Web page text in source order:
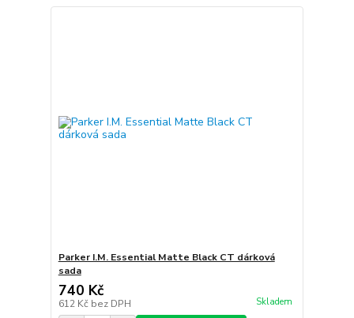
Parker I.M. Essential Matte Black CT dárková
sada
740 Kč
612 Kč bez DPH Skladem